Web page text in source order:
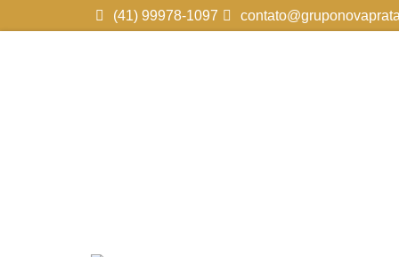
(41) 99978-1097